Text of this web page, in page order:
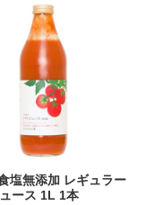
塩無添加 レギュラー
ュース 1L 1本